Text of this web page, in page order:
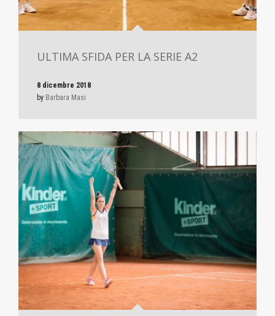
ULTIMA SFIDA PER LA SERIE A2
8 dicembre 2018
by Barbara Masi